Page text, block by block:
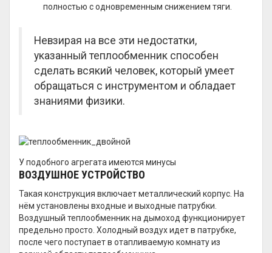
полностью с одновременным снижением тяги.
Невзирая на все эти недостатки,
указанный теплообменник способен
сделать всякий человек, который умеет
обращаться с инструментом и обладает
знаниями физики.
У подобного агрегата имеются минусы
ВОЗДУШНОЕ УСТРОЙСТВО
Такая конструкция включает металлический корпус. На
нём установлены входные и выходные патрубки.
Воздушный теплообменник на дымоход функционирует
предельно просто. Холодный воздух идет в патрубке,
после чего поступает в отапливаемую комнату из